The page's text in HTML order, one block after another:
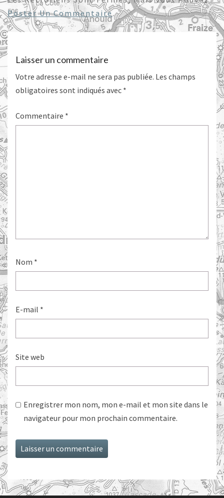
Poster Un Commentaire.
Laisser un commentaire
Votre adresse e-mail ne sera pas publiée. Les champs
obligatoires sont indiqués avec *
Commentaire *
Nom *
E-mail *
Site web
Enregistrer mon nom, mon e-mail et mon site dans le
navigateur pour mon prochain commentaire.